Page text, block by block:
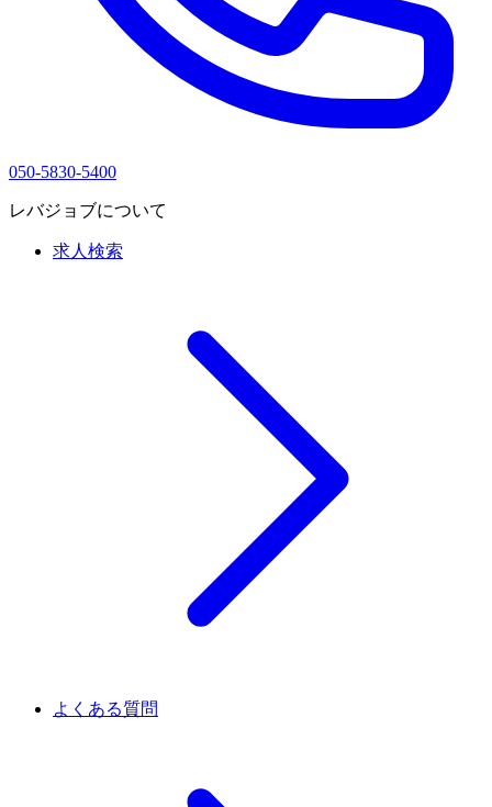
050-5830-5400
レバジョブについて
求人検索
よくある質問